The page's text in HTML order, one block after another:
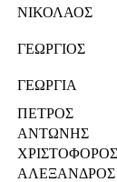
ΝΙΚΟΛΑΟΣ
ΓΕΩΡΓΙΟΣ
ΓΕΩΡΓΙΑ
ΠΕΤΡΟΣ
ΑΝΤΩΝΗΣ
ΧΡΙΣΤΟΦΟΡΟΣ
ΑΛΕΞΑΝΔΡΟΣ